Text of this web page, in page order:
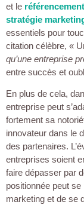
et le
stratégie
essentiels pour
citation célèbre, «
qu’une entreprise
entre succès et
En plus de cela,
entreprise peut
fortement sa
innovateur dans le
des partenaires.
entreprises soient
faire dépasser par
positionnée peut
marketing et de se